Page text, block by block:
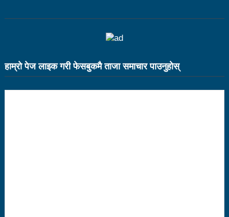
संविधानसभाबाट संविधान बनाउने मुद्दा जनयुद्धको मुख्य मुद्दा होः
पब्लिक स्पिच नेपालको विजेता बने दैलेखका दिल बहादुर
हाम्राे पेज लाइक गरी फेसबुकमै ताजा समाचार पाउनुहाेस्